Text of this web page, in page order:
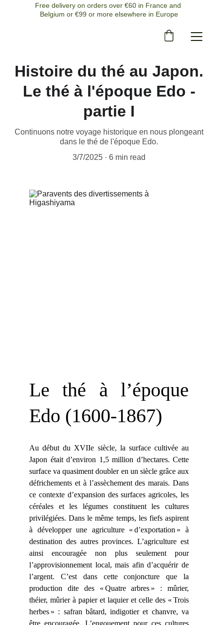
Free delivery on orders over €60 in France and
Belgium or €99 or more elsewhere in Europe
Histoire du thé au Japon.
Le thé à l'époque Edo -
partie I
Continuons notre voyage historique en nous plongeant
dans le thé de l'époque Edo.
3/7/2025
6 min read
Le thé à l’époque
Edo (1600-1867)
Au début du XVIIe siècle, la surface cultivée au
Japon était d’environ 1,5 million d’hectares. Cette
surface va quasiment doubler en un siècle grâce aux
défrichements et à l’assèchement des marais. Dans
ce contexte d’expansion des surfaces agricoles, les
céréales et les légumes constituent les cultures
privilégiées. Dans le même temps, les fiefs aspirent
à développer une agriculture « d’exportation » à
destination des autres provinces. L’agriculture est
ainsi encouragée non plus seulement pour
l’approvisionnement local, mais afin d’acquérir de
l’argent. C’est dans cette conjoncture que la
production dite des « Quatre arbres » : mûrier,
théier, mûrier à papier et laquier et celle des « Trois
herbes » : safran bâtard, indigotier et chanvre, va
être encouragée. L’engouement pour ces cultures